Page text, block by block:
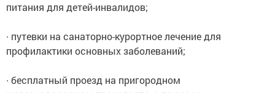
питания для детей-инвалидов;
∙ путевки на санаторно-курортное лечение для
профилактики основных заболеваний;
∙ бесплатный проезд на пригородном